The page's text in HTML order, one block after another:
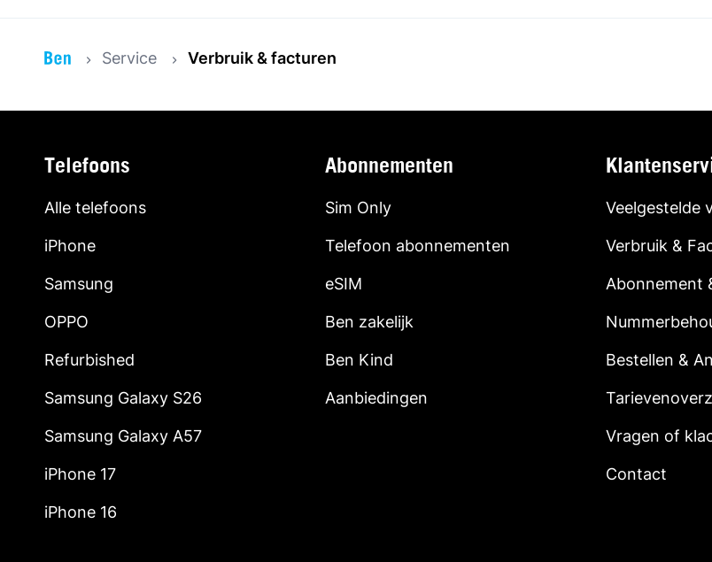
Service Verbruik & facturen
Telefoons
Alle telefoons
iPhone
Samsung
OPPO
Refurbished
Samsung Galaxy S26
Samsung Galaxy A57
iPhone 17
iPhone 16
Abonnementen
Sim Only
Telefoon abonnementen
eSIM
Ben zakelijk
Ben Kind
Aanbiedingen
Veelgestelde
Verbruik &
Abonnement
Bestellen &
Vragen of
Contact